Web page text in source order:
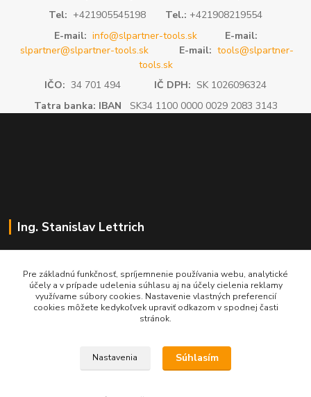
Tel: +421905545198 Tel.: +421908219554
E-mail: info@slpartner-tools.sk
E-mail:
slpartner@slpartner-tools.sk
E-mail: tools@slpartner-
tools.sk
IČO: 34 701 494 IČ DPH: SK 1026096324
Tatra banka: IBAN SK34 1100 0000 0029 2083 3143
Ing. Stanislav Lettrich
+421 905 545 198
NONSTOP
Pre základnú funkčnosť, spríjemnenie používania webu, analytické
účely a v prípade udelenia súhlasu aj na účely cielenia reklamy
využívame súbory cookies. Nastavenie vlastných preferencií
cookies môžete kedykoľvek upraviť odkazom v spodnej časti
stránok.
Nastavenia Súhlasím